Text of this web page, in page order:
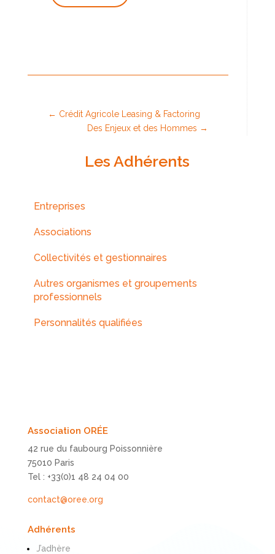
← Crédit Agricole Leasing & Factoring
Des Enjeux et des Hommes →
Les Adhérents
Entreprises
Associations
Collectivités et gestionnaires
Autres organismes et groupements
professionnels
Personnalités qualifiées
Association ORÉE
42 rue du faubourg Poissonnière
75010 Paris
Tel : +33(0)1 48 24 04 00
contact@oree.org
Adhérents
J’adhère